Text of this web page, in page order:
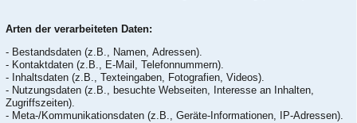
Arten der verarbeiteten Daten:
- Bestandsdaten (z.B., Namen, Adressen).
- Kontaktdaten (z.B., E-Mail, Telefonnummern).
- Inhaltsdaten (z.B., Texteingaben, Fotografien, Videos).
- Nutzungsdaten (z.B., besuchte Webseiten, Interesse an Inhalten,
Zugriffszeiten).
- Meta-/Kommunikationsdaten (z.B., Geräte-Informationen, IP-Adressen).